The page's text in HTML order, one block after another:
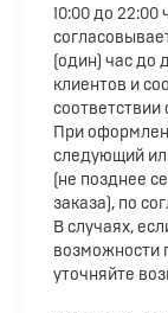
10:00 до
(один) час до
клиентов и
При
следующий
(не позднее
заказа), по
В случаях,
возможности
уточняйте